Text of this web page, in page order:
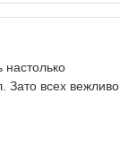
Зато всех вежливо